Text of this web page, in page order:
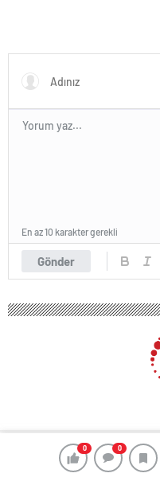
0 0
Gönder
En az 10 karakter gerekli